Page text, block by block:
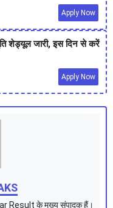
Apply Now
शेड्यूल जारी, इस दिन से करें
Apply Now
Result के मुख्य संपादक हैं।